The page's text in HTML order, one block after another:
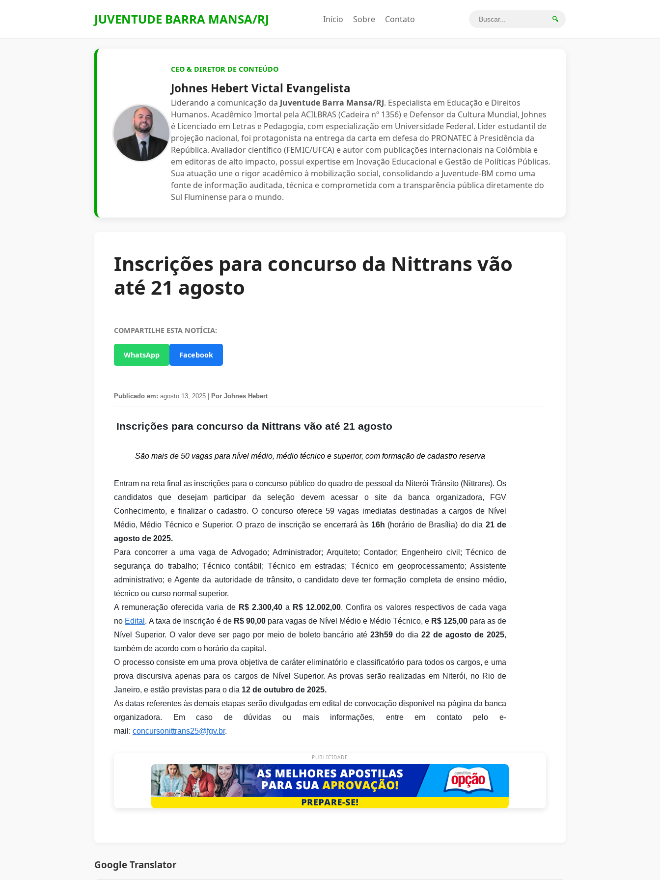
JUVENTUDE BARRA MANSA/RJ Início Sobre Contato 🔍
CEO & DIRETOR DE CONTEÚDO
Johnes Hebert Victal Evangelista
Liderando a comunicação da Juventude Barra Mansa/RJ. Especialista em Educação e Direitos
Humanos. Acadêmico Imortal pela ACILBRAS (Cadeira nº 1356) e Defensor da Cultura Mundial, Johnes
é Licenciado em Letras e Pedagogia, com especialização em Universidade Federal. Líder estudantil de
projeção nacional, foi protagonista na entrega da carta em defesa do PRONATEC à Presidência da
República. Avaliador científico (FEMIC/UFCA) e autor com publicações internacionais na Colômbia e
em editoras de alto impacto, possui expertise em Inovação Educacional e Gestão de Políticas Públicas.
Sua atuação une o rigor acadêmico à mobilização social, consolidando a Juventude-BM como uma
fonte de informação auditada, técnica e comprometida com a transparência pública diretamente do
Sul Fluminense para o mundo.
Inscrições para concurso da Nittrans vão
até 21 agosto
COMPARTILHE ESTA NOTÍCIA:
WhatsApp Facebook
Publicado em: agosto 13, 2025 | Por Johnes Hebert
Inscrições para concurso da Nittrans vão até 21 agosto
São mais de 50 vagas para nível médio, médio técnico e superior, com formação de cadastro reserva
Entram na reta final as inscrições para o concurso público do quadro de pessoal da Niterói Trânsito (Nittrans). Os
candidatos que desejam participar da seleção devem acessar o site da banca organizadora, FGV
Conhecimento, e finalizar o cadastro. O concurso oferece 59 vagas imediatas destinadas a cargos de Nível
Médio, Médio Técnico e Superior. O prazo de inscrição se encerrará às 16h (horário de Brasília) do dia 21 de
agosto de 2025.
Para concorrer a uma vaga de Advogado; Administrador; Arquiteto; Contador; Engenheiro civil; Técnico de
segurança do trabalho; Técnico contábil; Técnico em estradas; Técnico em geoprocessamento; Assistente
administrativo; e Agente da autoridade de trânsito, o candidato deve ter formação completa de ensino médio,
técnico ou curso normal superior.
A remuneração oferecida varia de R$ 2.300,40 a R$ 12.002,00. Confira os valores respectivos de cada vaga
no Edital . A taxa de inscrição é de R$ 90,00 para vagas de Nível Médio e Médio Técnico, e R$ 125,00 para as de
Nível Superior. O valor deve ser pago por meio de boleto bancário até23h59 do dia22 de agosto de 2025,
também de acordo com o horário da capital.
O processo consiste em uma prova objetiva de caráter eliminatório e classificatório para todos os cargos, e uma
prova discursiva apenas para os cargos de Nível Superior. As provas serão realizadas em Niterói, no Rio de
Janeiro, e estão previstas para o dia 12 de outubro de 2025.
As datas referentes às demais etapas serão divulgadas em edital de convocação disponível na página da banca
organizadora. Em caso de dúvidas ou mais informações, entre em contato pelo e-
mail: concursonittrans25@fgv.br.
PUBLICIDADE
Google Translator